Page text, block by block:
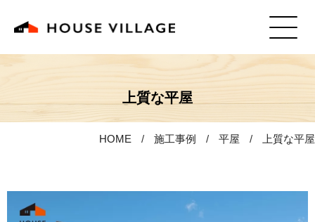
上質な平屋
HOME 施工事例 平屋 上質な平屋